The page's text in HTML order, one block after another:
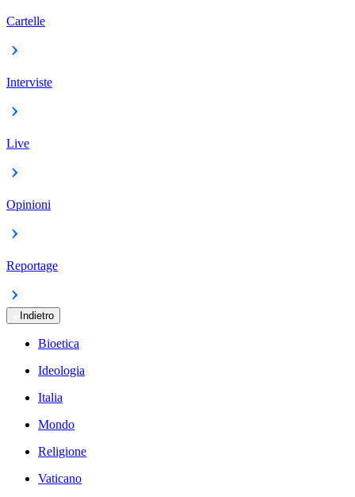
Cartelle
Interviste
Live
Opinioni
Reportage
Indietro
Bioetica
Ideologia
Italia
Mondo
Religione
Vaticano